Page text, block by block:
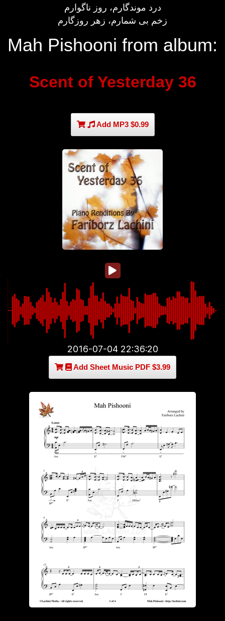
درد موندگارم، روز ناگوارم
زخم بی شمارم، زهر روزگارم
Mah Pishooni from album:
Scent of Yesterday 36
Add MP3 $0.99
2016-07-04 22:36:20
Add Sheet Music PDF $3.99